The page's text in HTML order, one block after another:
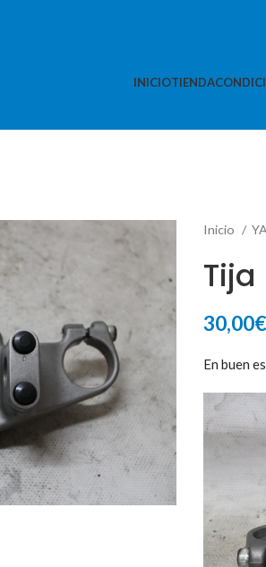
INICIOTIENDA
Inicio
30,00€
En buen